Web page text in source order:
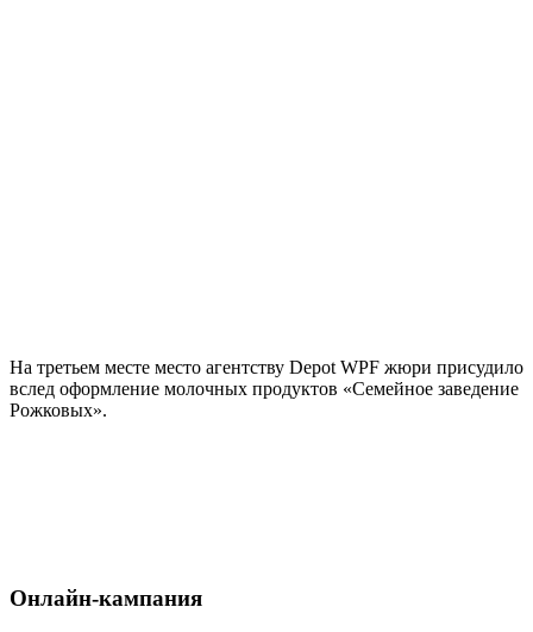
На третьем месте место агентству Depot WPF жюри присудило
вслед оформление молочных продуктов «Семейное заведение
Рожковых».
Онлайн-кампания